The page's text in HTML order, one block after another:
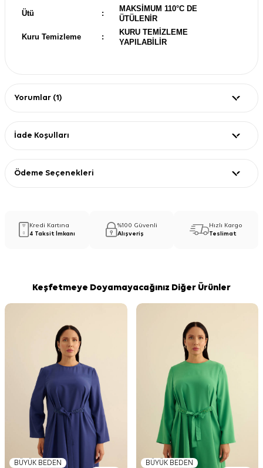
Ütü :
MAKSİMUM 110°C DE
ÜTÜLENİR
Kuru Temizleme :
KURU TEMİZLEME
YAPILABİLİR
Yorumlar (1)
İade Koşulları
Ödeme Seçenekleri
Kredi Kartına
4 Taksit İmkanı
%100 Güvenli
Alışveriş
Hızlı Kargo
Teslimat
Keşfetmeye Doyamayacağınız Diğer Ürünler
BÜYÜK BEDEN
BÜYÜK BEDEN